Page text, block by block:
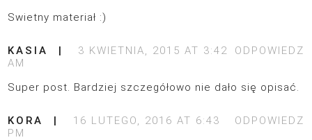
Swietny materiał :)
ODPOWIEDZ
KASIA
3 KWIETNIA, 2015 AT 3:42
AM
Super post. Bardziej szczegółowo nie dało się opisać.
ODPOWIEDZ
KORA
16 LUTEGO, 2016 AT 6:43
PM